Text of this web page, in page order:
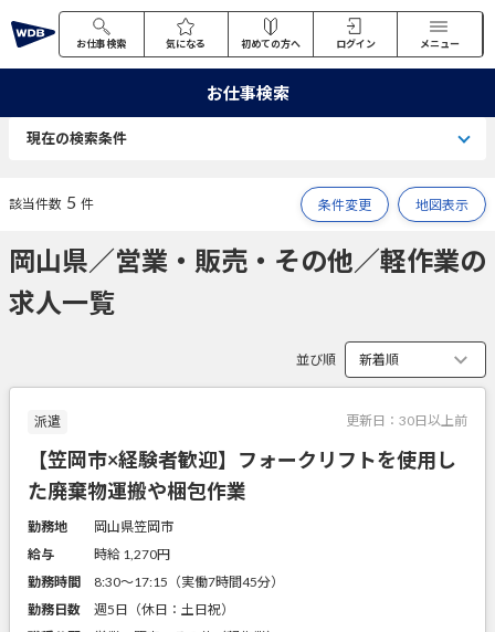
お仕事検索 気になる 初めての方へ ログイン メニュー
お仕事検索
現在の検索条件
該当件数 5 件 条件変更 地図表示
岡山県／営業・販売・その他／軽作業の
求人一覧
並び順
派遣 更新日： 30日以上前
【笠岡市×経験者歓迎】フォークリフトを使用し
た廃棄物運搬や梱包作業
勤務地
岡山県笠岡市
給与
時給 1,270円
勤務時間
8:30～17:15（実働7時間45分）
勤務日数
週5日（休日：土日祝）